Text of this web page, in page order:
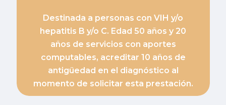
Destinada a personas con VIH y/o
hepatitis B y/o C. Edad 50 años y 20
años de servicios con aportes
computables, acreditar 10 años de
antigüedad en el diagnóstico al
momento de solicitar esta prestación.